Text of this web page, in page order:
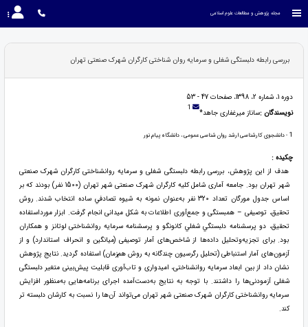
مجله پژوهش و مطالعات علوم اسلامی
بررسی رابطه دلبستگی شغلی و سرمایه روان شناختی کارگران شهرک صنعتی تهران
دوره 1، شماره 2، 1398، صفحات 47 - 53
نویسندگان :ساناز میرغفاری جاهد* 1
1 - دانشجوی کارشناسی ارشد روان شناسی عمومی ، دانشگاه پیام نور
چکیده :
هدف از این پژوهش، بررسی رابطه دلبستگی شغلی و سرمایه روانشناختی کارگران شهرک صنعتی
شهر تهران بود. جامعه آماری شامل کلیه کارگران شهرک صنعتی شهر تهران (150۰ نفر) بودند که بر
اساس جدول مورگان تعداد 320 نفر به‌عنوان نمونه به شيوه تصادفي ساده انتخاب شدند. روش
تحقیق، توصیفی – همبستگی و جمع‌آوری اطلاعات به شکل میدانی انجام گرفت. ابزار مورداستفاده
تحقیق، دو پرسشنامه دلبستگي شغلي کانونگو و پرسشنامه سرمایه روانشناختی لوتانز و همکاران
بود. برای تجزیه‌وتحلیل داده‌ها از شاخص‌های آمار توصیفی (میانگین و انحراف استاندارد) و از
آزمون‌های آمار استنباطی (تحلیل رگرسیون چندگانه به روش هم‌زمان) استفاده گردید. نتایج پژوهش
نشان داد از بین ابعاد سرمايه روانشناختی، امیدواری و تاب‌آوری قابلیت پیش‌بینی متغیر دلبستگی
شغلی آزمودنی‌ها را داشتند. با توجه به نتایج به‌دست‌آمده اجرای برنامه‌هایی به‌منظور افزایش
سرمایه روانشناختی کارگران شهرک صنعتی شهر تهران می‌تواند آن‌ها را نسبت به کارشان دلبسته تر
کند.